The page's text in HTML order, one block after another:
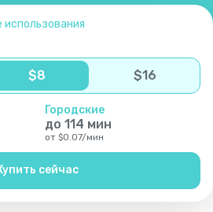
$8 $16
Городские
до 114 мин
от $0.07/мин
сейчас